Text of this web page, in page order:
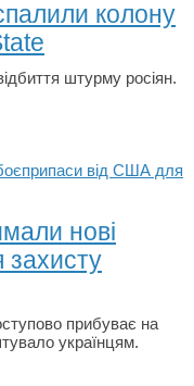
колону
штурму росіян.
нові
прибуває на
українцям.